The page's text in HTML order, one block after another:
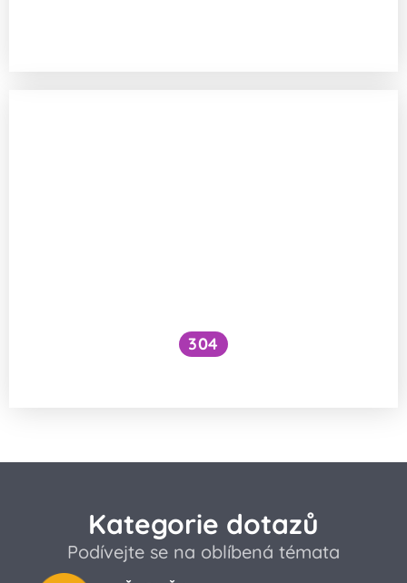
304
Kategorie dotazů
Podívejte se na oblíbená témata